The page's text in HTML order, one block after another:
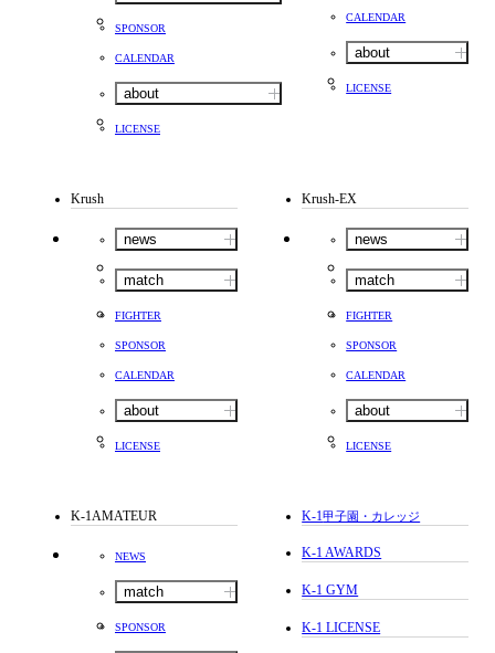
SPONSOR
CALENDAR
about
LICENSE
CALENDAR
about
LICENSE
Krush
news
match
FIGHTER
SPONSOR
CALENDAR
about
LICENSE
Krush-EX
news
match
FIGHTER
SPONSOR
CALENDAR
about
LICENSE
K-1AMATEUR
NEWS
match
SPONSOR
K-1甲子園・カレッジ
K-1 AWARDS
K-1 GYM
K-1 LICENSE